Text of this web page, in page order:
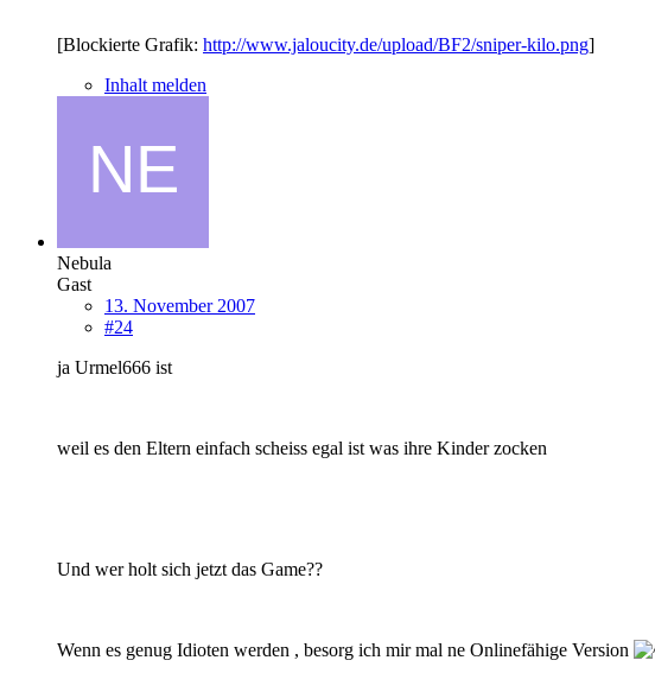
[Blockierte Grafik: http://www.jaloucity.de/upload/BF2/sniper-kilo.png]
Inhalt melden
Nebula
Gast
13. November 2007
#24
ja Urmel666 ist
weil es den Eltern einfach scheiss egal ist was ihre Kinder zocken
Und wer holt sich jetzt das Game??
Wenn es genug Idioten werden , besorg ich mir mal ne Onlinefähige Version